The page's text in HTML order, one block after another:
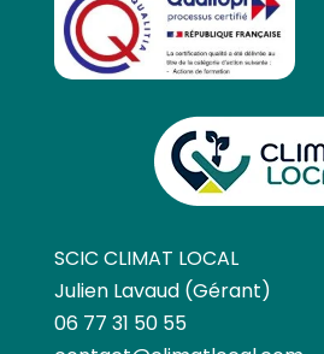
SCIC CLIMAT LOCAL
Julien Lavaud (Gérant)
06 77 31 50 55